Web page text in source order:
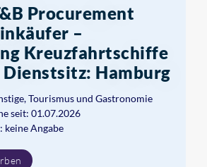
Procurement
–
Kreuzfahrtschiffe
Hamburg
Tourismus und Gastronomie
seit: 01.07.2026
Angabe